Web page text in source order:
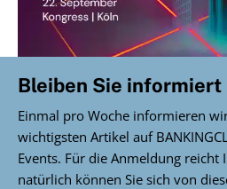
Bleiben Sie informiert
Einmal pro Woche informieren
wichtigsten Artikel auf
Events. Für die Anmeldung reicht
natürlich können Sie sich von